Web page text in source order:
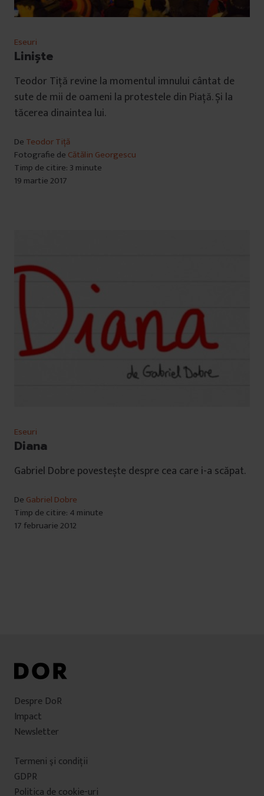
Eseuri
Linişte
Teodor Tiță revine la momentul imnului cântat de
sute de mii de oameni la protestele din Piață. Și la
tăcerea dinaintea lui.
De Teodor Tiță
Fotografie de Cătălin Georgescu
Timp de citire: 3 minute
19 martie 2017
Eseuri
Diana
Gabriel Dobre povestește despre cea care i-a scăpat.
De Gabriel Dobre
Timp de citire: 4 minute
17 februarie 2012
Despre DoR
Impact
Newsletter
Termeni şi condiţii
GDPR
Politica de cookie-uri